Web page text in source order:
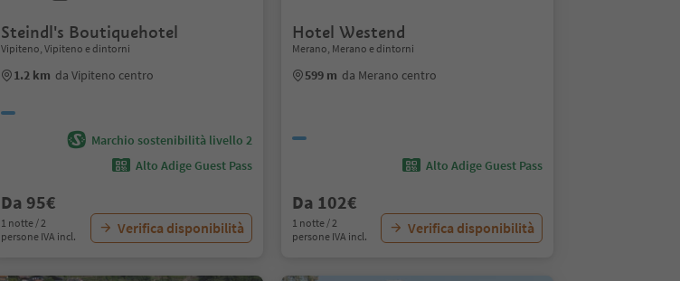
Steindl's Boutiquehotel
Vipiteno, Vipiteno e dintorni
1.2 km da Vipiteno centro
Marchio sostenibilità livello 2
Alto Adige Guest Pass
Da 95€
1 notte / 2
persone IVA incl.
Verifica disponibilità
Hotel Westend
Merano, Merano e dintorni
599 m da Merano centro
Alto Adige Guest Pass
Da 102€
1 notte / 2
persone IVA incl.
Verifica disponibilità